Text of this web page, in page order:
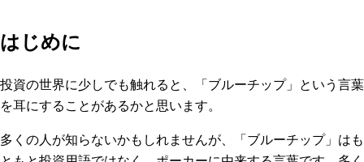
はじめに
投資の世界に少しでも触れると、「ブルーチップ」という言葉
を耳にすることがあるかと思います。
多くの人が知らないかもしれませんが、「ブルーチップ」はも